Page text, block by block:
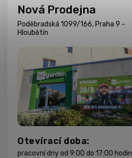
Nová Prodejna
Poděbradská 1099/166, Praha 9 -
Hloubětín
Otevírací doba:
pracovní dny od 9:00 do 17:00 hodin